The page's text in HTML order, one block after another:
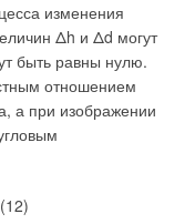
изменения
Δh и Δd могут
быть равны нулю.
отношением
а при изображении
(12)